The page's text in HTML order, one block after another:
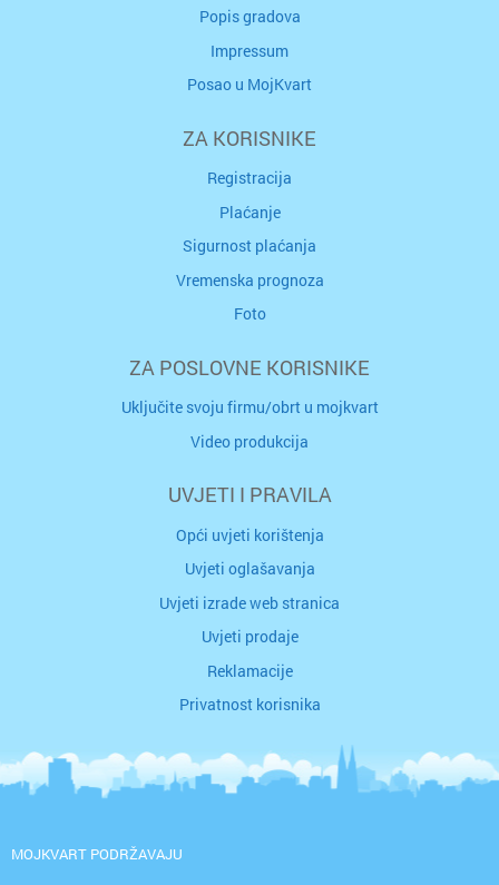
Popis gradova
Impressum
Posao u MojKvart
ZA KORISNIKE
Registracija
Plaćanje
Sigurnost plaćanja
Vremenska prognoza
Foto
ZA POSLOVNE KORISNIKE
Uključite svoju firmu/obrt u mojkvart
Video produkcija
UVJETI I PRAVILA
Opći uvjeti korištenja
Uvjeti oglašavanja
Uvjeti izrade web stranica
Uvjeti prodaje
Reklamacije
Privatnost korisnika
MOJKVART PODRŽAVAJU